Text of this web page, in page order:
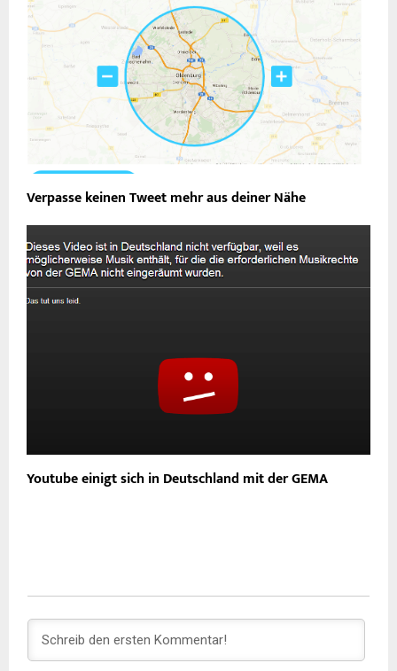
Verpasse keinen Tweet mehr aus deiner Nähe
Youtube einigt sich in Deutschland mit der GEMA